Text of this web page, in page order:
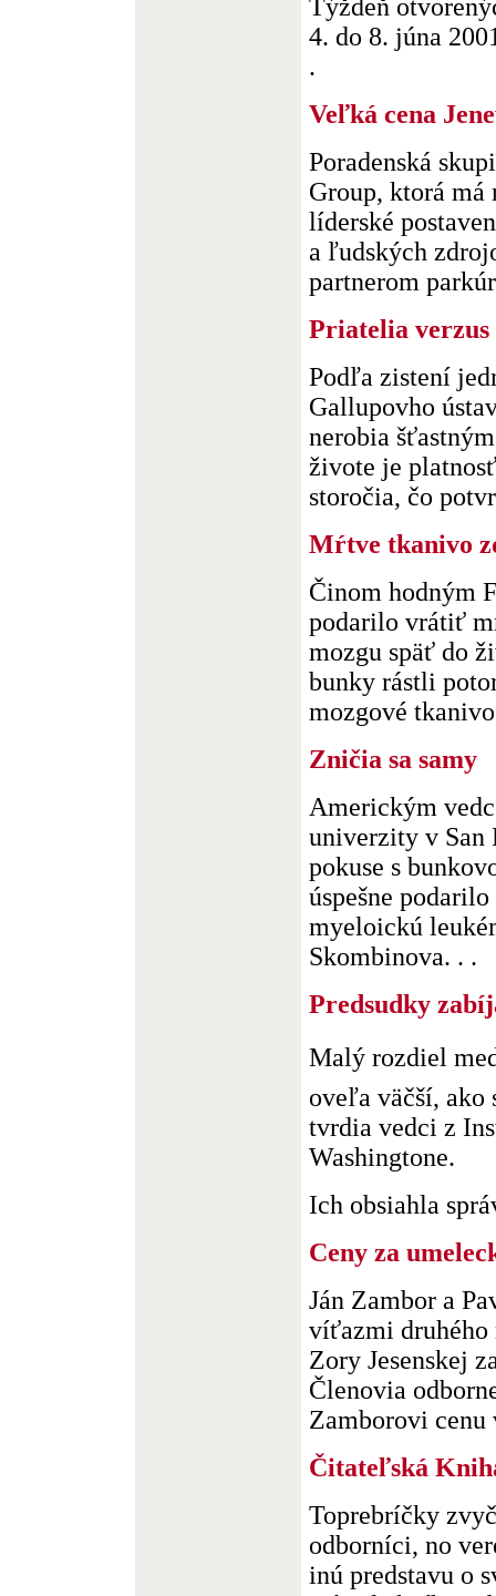
Týždeň
4. do 8. júna
.
Veľká cena
Poradenská
Group, ktorá má
líderské
a ľudských
partnerom
Priatelia verzus
Podľa zistení
Gallupovho
nerobia
živote je
storočia, čo
Mŕtve tkanivo
Činom hodným
podarilo vrátiť
mozgu späť do
bunky rástli
mozgové
Zničia sa samy
Americkým
univerzity v San
pokuse s
úspešne
myeloickú
Skombinova. . .
Predsudky
Malý rozdiel
oveľa väčší, ako
tvrdia vedci z
Washingtone.
Ich obsiahla
Ceny za
Ján Zambor a
víťazmi druhého
Zory Jesenskej
Členovia
Zamborovi cenu
Čitateľská
Toprebríčky
odborníci, no
inú predstavu o